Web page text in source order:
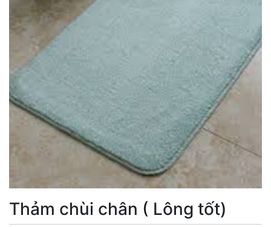
Thảm chùi chân ( Lông tốt)